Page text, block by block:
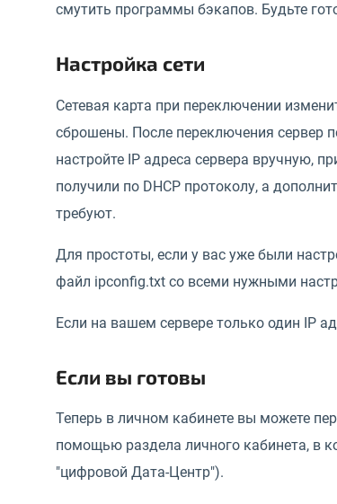
смутить программы бэкапов. Будьте
Настройка сети
Сетевая карта при переключении
сброшены. После переключения сервер
настройте IP адреса сервера вручную,
получили по DHCP протоколу, а
требуют.
Для простоты, если у вас уже были
файл ipconfig.txt со всеми нужными
Если на вашем сервере только один IP
Если вы готовы
Теперь в личном кабинете вы можете
помощью раздела личного кабинета, в
"цифровой Дата-Центр").